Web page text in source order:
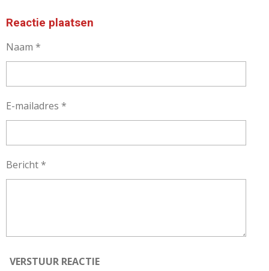
Reactie plaatsen
Naam *
E-mailadres *
Bericht *
VERSTUUR REACTIE